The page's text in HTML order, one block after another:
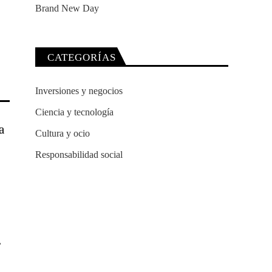
CATEGORÍAS
Inversiones y negocios
Ciencia y tecnología
Cultura y ocio
Responsabilidad social